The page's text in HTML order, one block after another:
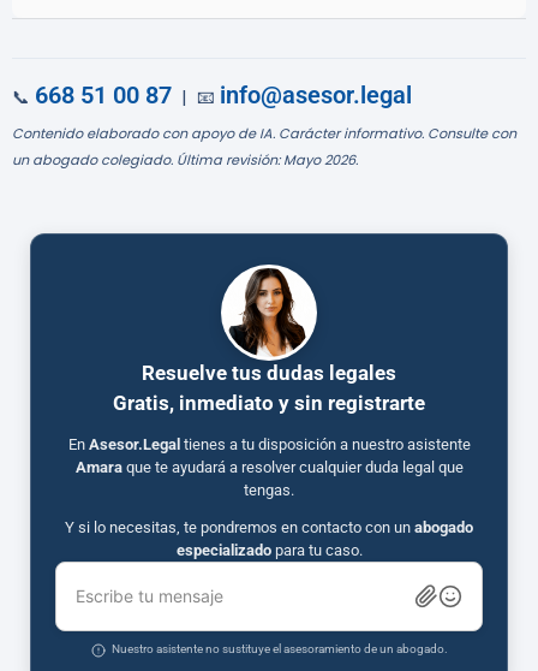
📞 668 51 00 87 | 📧 info@asesor.legal
Contenido elaborado con apoyo de IA. Carácter informativo. Consulte con
un abogado colegiado. Última revisión: Mayo 2026.
Resuelve tus dudas legales
Gratis, inmediato y sin registrarte
En Asesor.Legal tienes a tu disposición a nuestro asistente
Amaraque te ayudará a resolver cualquier duda legal que
tengas.
Y si lo necesitas, te pondremos en contacto con un abogado
especializadopara tu caso.
Escribe tu mensaje
Nuestro asistente no sustituye el asesoramiento de un abogado.